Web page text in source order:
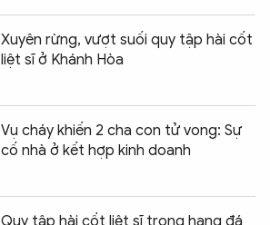
Xuyên rừng, vượt suối quy tập hài cốt
liệt sĩ ở Khánh Hòa
Vụ cháy khiến 2 cha con tử vong: Sự
cố nhà ở kết hợp kinh doanh
Quy tập hài cốt liệt sĩ trong hang đá